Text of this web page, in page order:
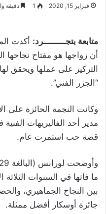
فبراير 15, 2020 1 دقيقة
متابعة بتجـــــــــرد: أكدت
أن زواجها هو مفتاح نجاحها
التركيز على عملها ويحقق
“الجزر الفني”.
وكانت النجمة الحائزة على
مدير أحد الفاليريهات
قصة حب استمرت عام.
ما فاتها في السنوات الثلاثة
بين النجاح الجماهيري،
جائزة أوسكار أفضل ممثلة.